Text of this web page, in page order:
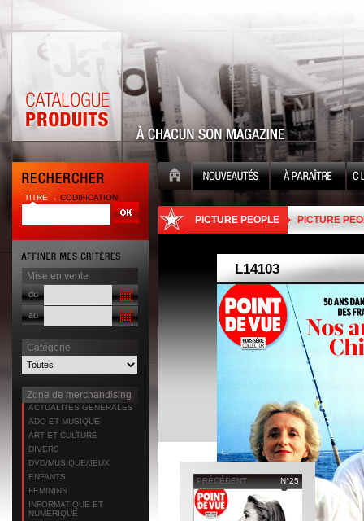
TITRE CODIFICATION
Mise en vente
du
au
Catégorie
Zone de merchandising
ACTUALITES GENERALES
ADO ET MUSIQUE
ART ET CULTURE
DIVERS
DVD/MUSIQUE/JEUX
ENFANTS
FEMININS
INFORMATIQUE ET
NUMERIQUE
PICTURE PEOPLE PICTURE
PRÉCÉDENT N°25